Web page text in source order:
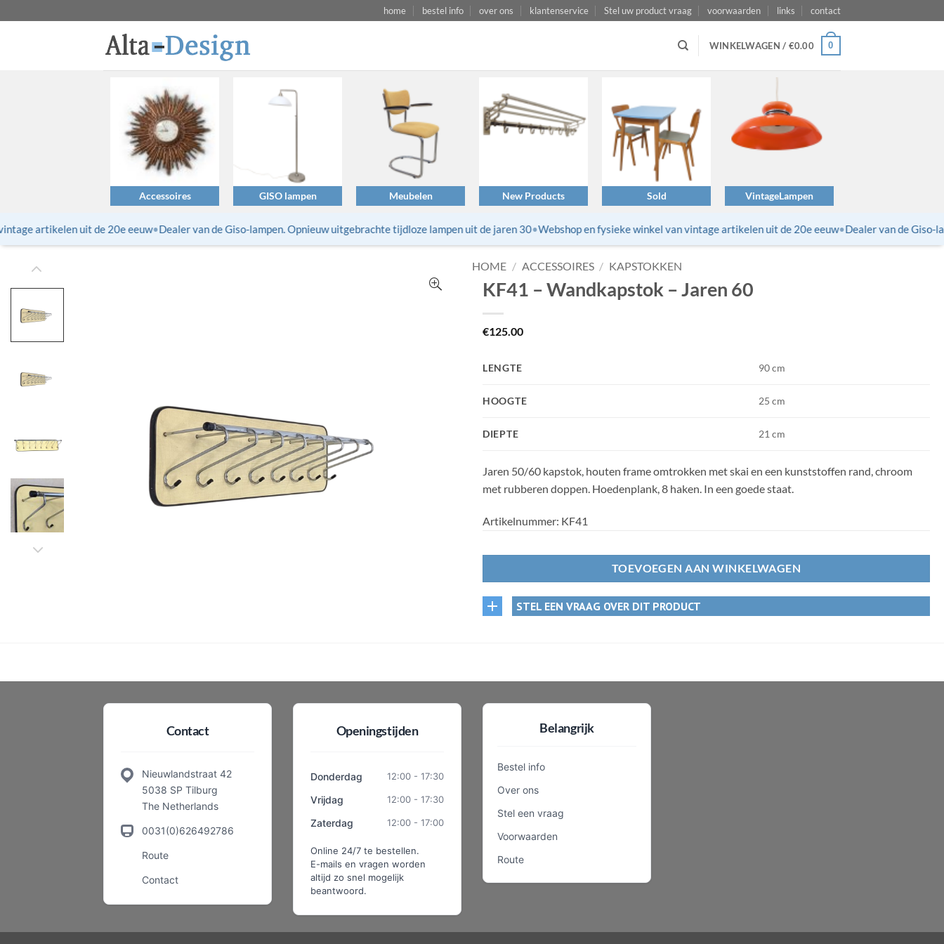
naar
home bestel info over ons klantenservice Stel uw product vraag voorwaarden links contact
WINKELWAGEN / €0.00 0
Accessoires GISO lampen Meubelen New Products Sold VintageLampen
artikelen uit de 20e eeuw•Dealer van de Giso-lampen. Opnieuw uitgebrachte tijdloze lampen uit de jaren 30•Webshop en fysieke winkel van vintage artikelen uit de 20e eeuw•Dealer van de Giso-
HOME / ACCESSOIRES / KAPSTOKKEN
KF41 – Wandkapstok – Jaren 60
€125.00
LENGTE 90 cm
HOOGTE 25 cm
DIEPTE 21 cm
Jaren 50/60 kapstok, houten frame omtrokken met skai en een kunststoffen rand, chroom
met rubberen doppen. Hoedenplank, 8 haken. In een goede staat.
Artikelnummer: KF41
TOEVOEGEN AAN WINKELWAGEN
STEL EEN VRAAG OVER DIT PRODUCT
Contact
Nieuwlandstraat 42
5038 SP Tilburg
The Netherlands
0031(0)626492786
Route
Contact
Openingstijden
Donderdag 12:00 - 17:30
Vrijdag 12:00 - 17:30
Zaterdag 12:00 - 17:00
Online 24/7 te bestellen.
E-mails en vragen worden
altijd zo snel mogelijk
beantwoord.
Belangrijk
Bestel info
Over ons
Stel een vraag
Voorwaarden
Route